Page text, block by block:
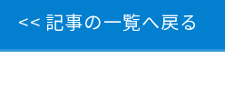
<< 記事の一覧へ戻る